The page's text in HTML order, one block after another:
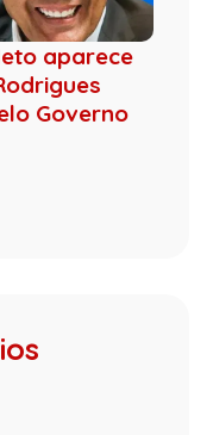
aparece
Governo